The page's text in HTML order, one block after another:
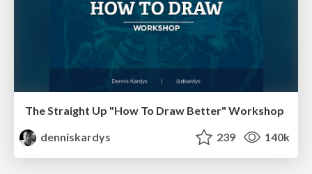
The Straight Up "How To Draw Better" Workshop
denniskardys
239 140k